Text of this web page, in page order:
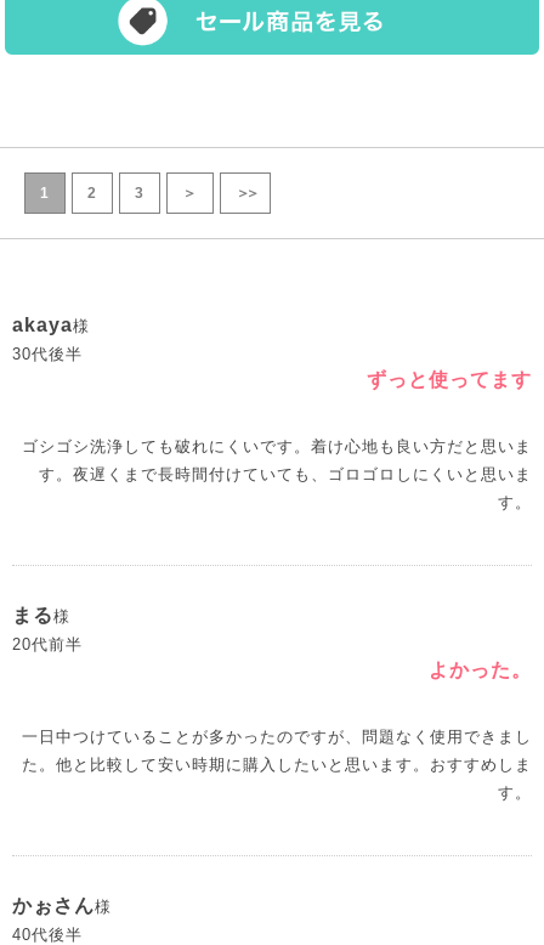
1 2 3 ＞ ＞＞
akaya様
30代後半
ずっと使ってます
ゴシゴシ洗浄しても破れにくいです。着け心地も良い方だと思いま
す。夜遅くまで長時間付けていても、ゴロゴロしにくいと思いま
す。
まる様
20代前半
よかった。
一日中つけていることが多かったのですが、問題なく使用できまし
た。他と比較して安い時期に購入したいと思います。おすすめしま
す。
かぉさん様
40代後半